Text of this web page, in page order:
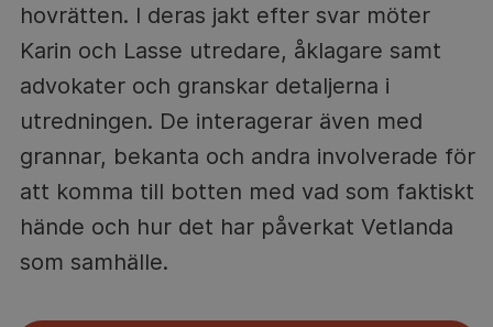
hovrätten. I deras jakt efter svar möter
Karin och Lasse utredare, åklagare samt
advokater och granskar detaljerna i
utredningen. De interagerar även med
grannar, bekanta och andra involverade för
att komma till botten med vad som faktiskt
hände och hur det har påverkat Vetlanda
som samhälle.